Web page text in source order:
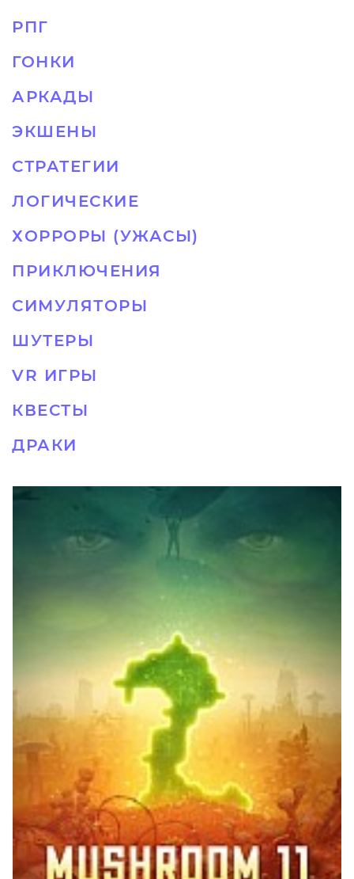
РПГ
ГОНКИ
АРКАДЫ
ЭКШЕНЫ
СТРАТЕГИИ
ЛОГИЧЕСКИЕ
ХОРРОРЫ (УЖАСЫ)
ПРИКЛЮЧЕНИЯ
СИМУЛЯТОРЫ
ШУТЕРЫ
VR ИГРЫ
КВЕСТЫ
ДРАКИ